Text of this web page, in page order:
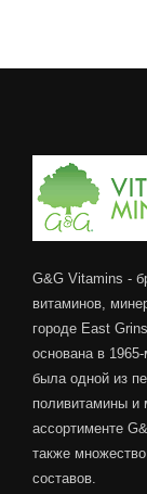
G&G Vitamins -
витаминов,
городе East
основана в
была одной из
поливитамины
ассортименте
также
составов.